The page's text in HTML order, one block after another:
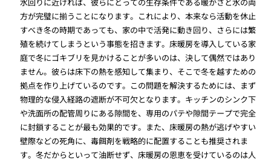
水回りに近ければ、彼らにとっての生存条件である暖かさと水の両
方が完璧に揃うことになります。これにより、本来なら活動を休止
すべき冬の時期であっても、家の中で活発に動き回り、さらには繁
殖を続けてしまうという事態を招きます。床暖房を導入している家
庭で冬にゴキブリを見かけることが多いのは、決して偶然ではあり
ません。彼らは床下の熱を感知して集まり、そこで冬を越すための
拠点を作り上げているのです。この問題を解決するためには、まず
物理的な侵入経路の遮断が不可欠となります。キッチンのシンク下
や洗面所の配管周りにある隙間を、専用のパテや隙間テープで完全
に封鎖することが最も効果的です。また、床暖房の熱が逃げやすい
壁際などの死角に、毒餌剤を戦略的に配置することも推奨されま
す。冬だからといって油断せず、床暖房の恩恵を受けているのは人